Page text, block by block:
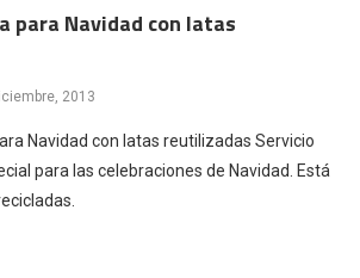
para Navidad con latas
2013
Navidad con latas reutilizadas Servicio
para las celebraciones de Navidad. Está